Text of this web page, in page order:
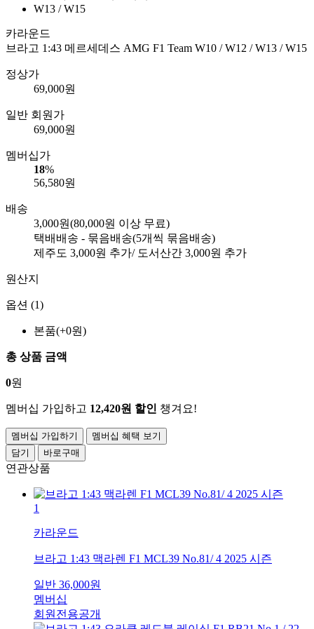
카라운드
브라고 1:43 메르세데스 AMG F1 Team W10 / W12 / W13 / W15
정상가
69,000원
일반 회원가
69,000원
멤버십가
18%
56,580원
배송
3,000원(80,000원 이상 무료)
택배배송 - 묶음배송(5개씩 묶음배송)
제주도 3,000원 추가/ 도서산간 3,000원 추가
원산지
옵션 (1)
본품(+0원)
총 상품 금액
0원
멤버십 가입하고 12,420원 할인 챙겨요!
멤버십 가입하기
멤버십 혜택 보기
담기
바로구매
연관상품
1
카라운드
브라고 1:43 맥라렌 F1 MCL39 No.81/ 4 2025 시즌
일반 36,000원
멤버십
회원전용공개